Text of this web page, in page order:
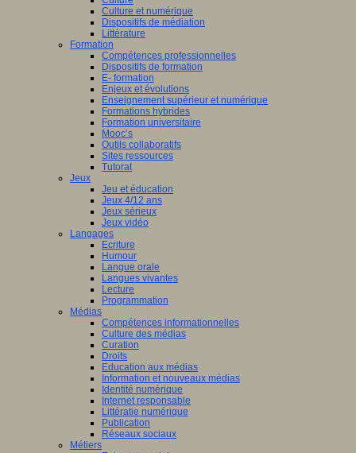
Culture et numérique
Dispositifs de médiation
Littérature
Formation
Compétences professionnelles
Dispositifs de formation
E- formation
Enjeux et évolutions
Enseignement supérieur et numérique
Formations hybrides
Formation universitaire
Mooc’s
Outils collaboratifs
Sites ressources
Tutorat
Jeux
Jeu et éducation
Jeux 4/12 ans
Jeux sérieux
Jeux vidéo
Langages
Ecriture
Humour
Langue orale
Langues vivantes
Lecture
Programmation
Médias
Compétences informationnelles
Culture des médias
Curation
Droits
Education aux médias
Information et nouveaux médias
Identité numérique
Internet responsable
Littératie numérique
Publication
Réseaux sociaux
Métiers